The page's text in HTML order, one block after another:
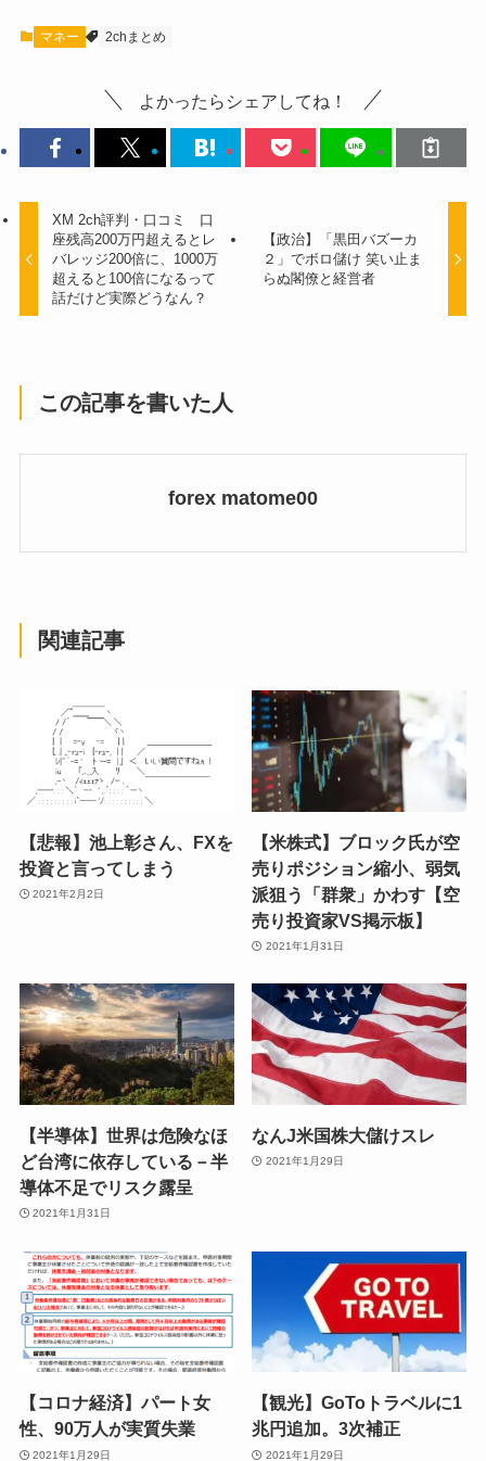
マネー 2chまとめ
よかったらシェアしてね！
XM 2ch評判・口コミ 口
座残高200万円超えるとレ
バレッジ200倍に、1000万
超えると100倍になるって
話だけど実際どうなん？
【政治】「黒田バズーカ
２」でボロ儲け 笑い止ま
らぬ閣僚と経営者
この記事を書いた人
forex matome00
関連記事
【悲報】池上彰さん、FXを
投資と言ってしまう
2021年2月2日
【米株式】ブロック氏が空
売りポジション縮小、弱気
派狙う「群衆」かわす【空
売り投資家VS掲示板】
2021年1月31日
【半導体】世界は危険なほ
ど台湾に依存している－半
導体不足でリスク露呈
2021年1月31日
なんJ米国株大儲けスレ
2021年1月29日
【コロナ経済】パート女
性、90万人が実質失業
2021年1月29日
【観光】GoToトラベルに1
兆円追加。3次補正
2021年1月29日